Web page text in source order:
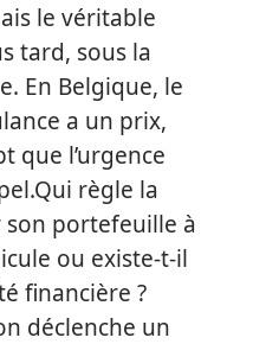
le véritable
tard, sous la
En Belgique, le
a un prix,
que l’urgence
règle la
son portefeuille à
ou existe-t-il
financière ?
déclenche un